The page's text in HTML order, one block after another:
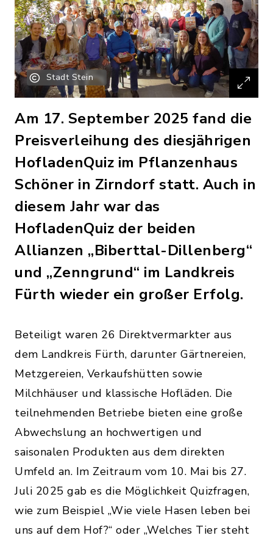
Stadt Stein
Am 17. September 2025 fand die
Preisverleihung des diesjährigen
HofladenQuiz im Pflanzenhaus
Schöner in Zirndorf statt. Auch in
diesem Jahr war das
HofladenQuiz der beiden
Allianzen „Biberttal-Dillenberg“
und „Zenngrund“ im Landkreis
Fürth wieder ein großer Erfolg.
Beteiligt waren 26 Direktvermarkter aus
dem Landkreis Fürth, darunter Gärtnereien,
Metzgereien, Verkaufshütten sowie
Milchhäuser und klassische Hofläden. Die
teilnehmenden Betriebe bieten eine große
Abwechslung an hochwertigen und
saisonalen Produkten aus dem direkten
Umfeld an. Im Zeitraum vom 10. Mai bis 27.
Juli 2025 gab es die Möglichkeit Quizfragen,
wie zum Beispiel „Wie viele Hasen leben bei
uns auf dem Hof?“ oder „Welches Tier steht